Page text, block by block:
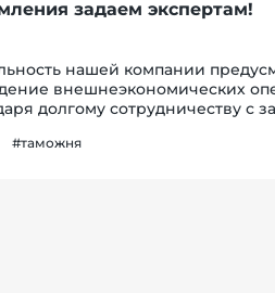
задаем экспертам!
нашей компании
внешнеэкономических
долгому сотрудничеству с
оформление уже давно
#таможня